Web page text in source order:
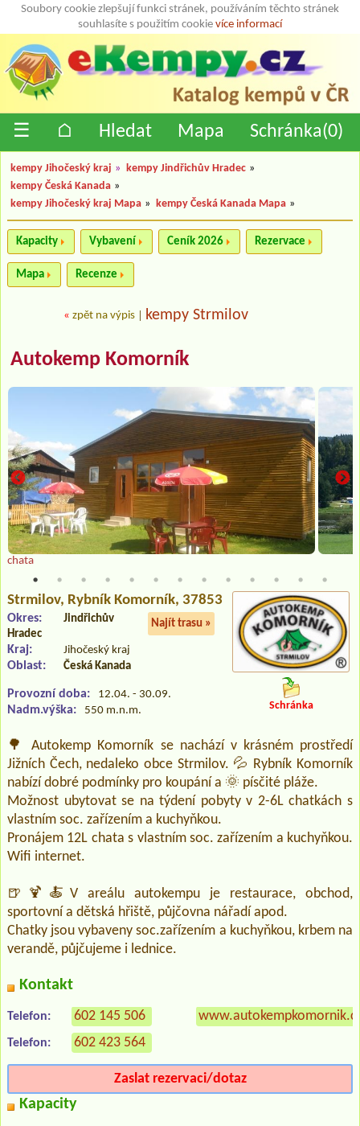
Soubory cookie zlepšují funkci stránek, používáním těchto stránek
souhlasíte s použitím cookie více informací
☰ ⌂ Hledat Mapa Schránka(0)
kempy Jihočeský kraj » kempy Jindřichův Hradec »
kempy Česká Kanada »
kempy Jihočeský kraj Mapa » kempy Česká Kanada Mapa »
Kapacity Vybavení Ceník 2026 Rezervace
Mapa Recenze
« zpět na výpis kempy Strmilov
Autokemp Komorník
chata
Strmilov, Rybník Komorník, 37853
Najít trasu »
Okres:
Jindřichův
Hradec
Kraj: Jihočeský kraj
Oblast: Česká Kanada
Provozní doba: 12.04. - 30.09.
Nadm.výška: 550 m.n.m. Schránka
🌳 Autokemp Komorník se nachází v krásném prostředí
Jižních Čech, nedaleko obce Strmilov. 💦 Rybník Komorník
nabízí dobré podmínky pro koupání a 🌞 písčité pláže.
Možnost ubytovat se na týdení pobyty v 2-6L chatkách s
vlastním soc. zařízením a kuchyňkou.
Pronájem 12L chata s vlastním soc. zařízením a kuchyňkou.
Wifi internet.
🍺🍹🍝V areálu autokempu je restaurace, obchod,
sportovní a dětská hřiště, půjčovna nářadí apod.
Chatky jsou vybaveny soc.zařízením a kuchyňkou, krbem na
verandě, půjčujeme i lednice.
Kontakt
Telefon: 602 145 506
Telefon: 602 423 564
Zaslat rezervaci/dotaz
Kapacity